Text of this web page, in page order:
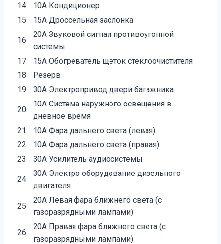
14
10А Кондиционер
15
15А Дроссельная заслонка
16
20А Звуковой сигнал противоугонной
системы
17
15А Обогреватель щеток стеклоочистителя
18
Резерв
19
30А Электропривод двери багажника
20
10А Система наружного освещения в
дневное время
21
10А Фара дальнего света (левая)
22
10А Фара дальнего света (правая)
23
30А Усилитель аудиосистемы
24
30А Электро оборудование дизельного
двигателя
25
20А Левая фара ближнего света (с
газоразрядными лампами)
26
20А Правая фара ближнего света (с
газоразрядными лампами)